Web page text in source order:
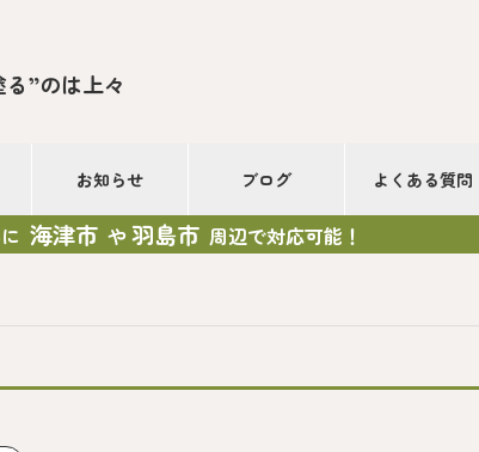
”のは上々
お知らせ ブログ よくある質問
海津市 や羽島市 周辺で対応可能！